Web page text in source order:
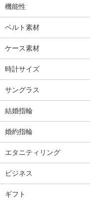
機能性
ベルト素材
ケース素材
時計サイズ
サングラス
結婚指輪
婚約指輪
エタニティリング
ビジネス
ギフト